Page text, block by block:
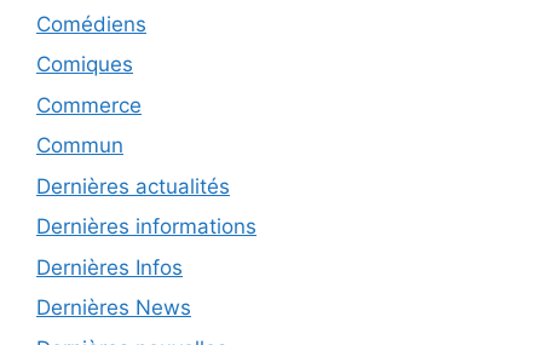
Comédiens
Comiques
Commerce
Commun
Dernières actualités
Dernières informations
Dernières Infos
Dernières News